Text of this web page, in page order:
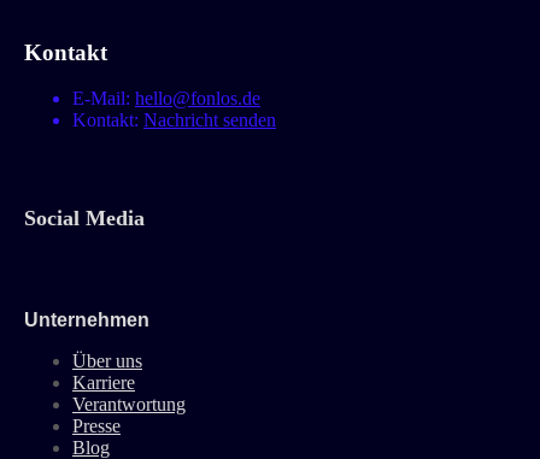
Kontakt
E-Mail: hello@fonlos.de
Kontakt: Nachricht senden
Social Media
Unternehmen
Über uns
Karriere
Verantwortung
Presse
Blog